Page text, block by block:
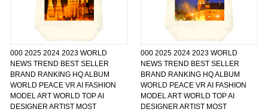
000 2025 2024 2023 WORLD
NEWS TREND BEST SELLER
BRAND RANKING HQ ALBUM
WORLD PEACE VR AI FASHION
MODEL ART WORLD TOP AI
DESIGNER ARTIST MOST
000 2025 2024 2023 WORLD
NEWS TREND BEST SELLER
BRAND RANKING HQ ALBUM
WORLD PEACE VR AI FASHION
MODEL ART WORLD TOP AI
DESIGNER ARTIST MOST